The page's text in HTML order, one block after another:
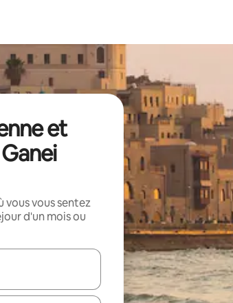
et
vous vous sentez
d'un mois ou
utilisez les flèches vers le haut et vers le bas